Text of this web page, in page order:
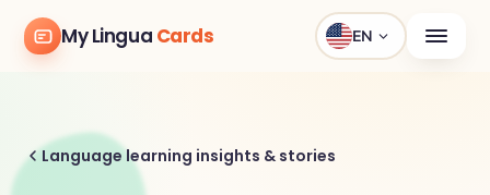
My Lingua Cards EN
Language learning insights & stories